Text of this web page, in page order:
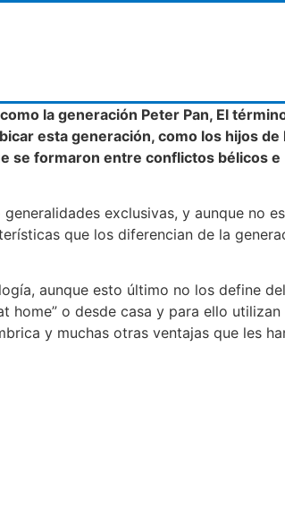
la generación Peter Pan, El
esta generación, como los hijos de
se formaron entre conflictos bélicos e
exclusivas, y aunque no
que los diferencian de la
aunque esto último no los define
home” o desde casa y para ello utilizan
y muchas otras ventajas que les